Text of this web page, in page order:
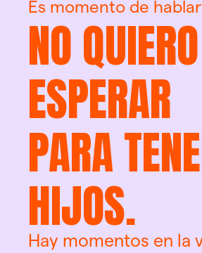
Es momento de hablar
NO QUIERO
ESPERAR
PARA
HIJOS.
Hay momentos en la